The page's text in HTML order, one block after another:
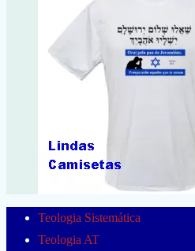
Teologia Sistemática
Teologia AT